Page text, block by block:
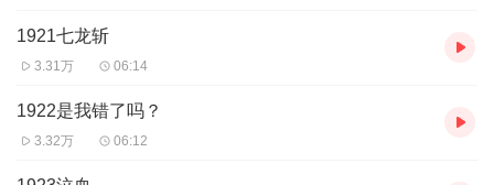
1921七龙斩
3.31万 06:14
1922是我错了吗？
3.32万 06:12